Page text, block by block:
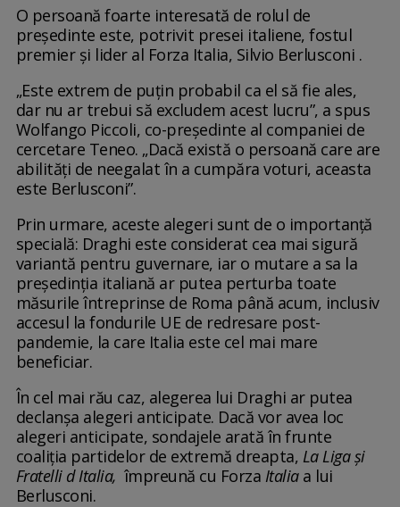
O persoană foarte interesată de rolul de
președinte este, potrivit presei italiene, fostul
premier și lider al Forza Italia, Silvio Berlusconi .
„Este extrem de puțin probabil ca el să fie ales,
dar nu ar trebui să excludem acest lucru”, a spus
Wolfango Piccoli, co-președinte al companiei de
cercetare Teneo. „Dacă există o persoană care are
abilități de neegalat în a cumpăra voturi, aceasta
este Berlusconi”.
Prin urmare, aceste alegeri sunt de o importanță
specială: Draghi este considerat cea mai sigură
variantă pentru guvernare, iar o mutare a sa la
președinția italiană ar putea perturba toate
măsurile întreprinse de Roma până acum, inclusiv
accesul la fondurile UE de redresare post-
pandemie, la care Italia este cel mai mare
beneficiar.
În cel mai rău caz, alegerea lui Draghi ar putea
declanșa alegeri anticipate. Dacă vor avea loc
alegeri anticipate, sondajele arată în frunte
coaliția partidelor de extremă dreapta, La Liga și
Fratelli d Italia, împreună cu Forza Italiaa lui
Berlusconi.